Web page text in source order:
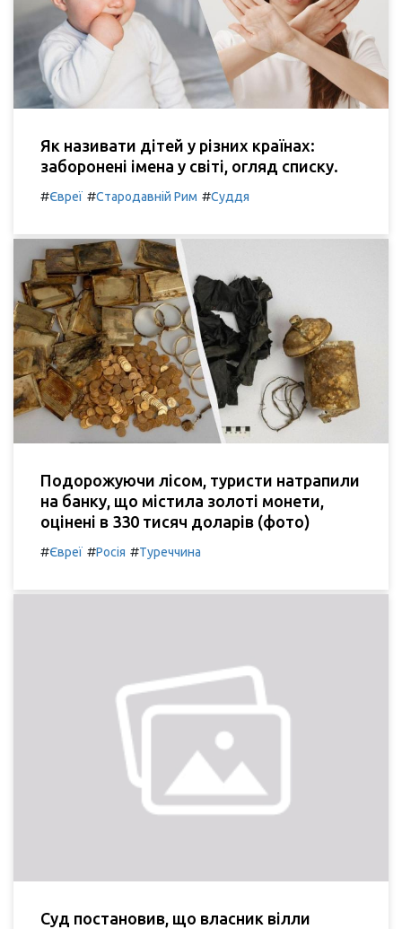
Як називати дітей у різних країнах:
заборонені імена у світі, огляд списку.
#Євреї #Стародавній Рим #Суддя
Подорожуючи лісом, туристи натрапили
на банку, що містила золоті монети,
оцінені в 330 тисяч доларів (фото)
#Євреї #Росія #Туреччина
Суд постановив, що власник вілли